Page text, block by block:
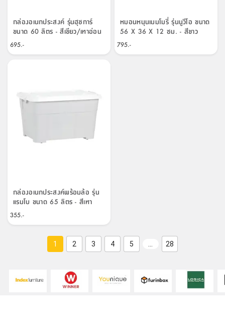
กล่องอเนกประสงค์ รุ่นฮุชการ์
ขนาด 60 ลิตร - สีเขียว/เทาอ่อน
695.-
หมอนหนุนเมมโมรี่ รุ่นนูวีโอ ขนาด
56 X 36 X 12 ซม. - สีขาว
795.-
กล่องอเนกประสงค์พร้อมล้อ รุ่น
แรมโบ ขนาด 65 ลิตร - สีเทา
355.-
1 2 3 4 5 28